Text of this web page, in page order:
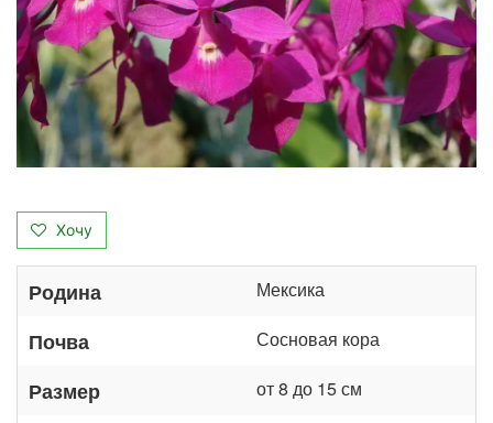
Хочу
Родина Мексика
Почва Сосновая кора
Размер от 8 до 15 см